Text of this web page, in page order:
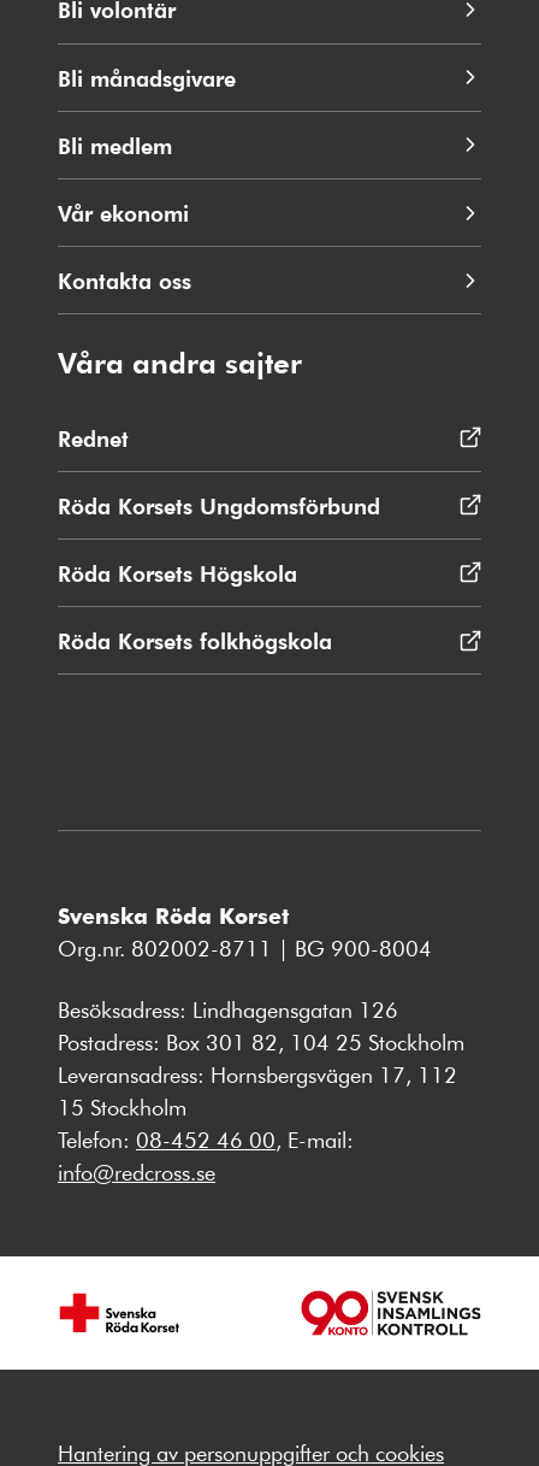
Bli volontär
Bli månadsgivare
Bli medlem
Vår ekonomi
Kontakta oss
Våra andra sajter
Rednet
i
nytt
fönster
Röda Korsets Ungdomsförbund Öppnas
i
Röda Korsets Högskola
i
nytt
fönster
Röda Korsets folkhögskola
i
Svenska Röda Korset
Org.nr. 802002-8711 | BG 900-8004
Besöksadress: Lindhagensgatan 126
Postadress: Box 301 82, 104 25 Stockholm
Leveransadress: Hornsbergsvägen 17, 112
15 Stockholm
Telefon: 08-452 46 00, E-mail:
info@redcross.se
Hantering av personuppgifter och cookies